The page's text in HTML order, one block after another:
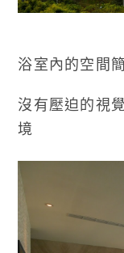
浴室內的空間
沒有壓迫的視
境